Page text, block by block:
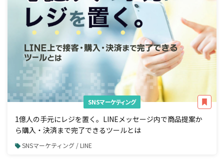
SNSマーケティング
1億人の手元にレジを置く。LINEメッセージ内で商品提案か
ら購入・決済まで完了できるツールとは
SNSマーケティング / LINE